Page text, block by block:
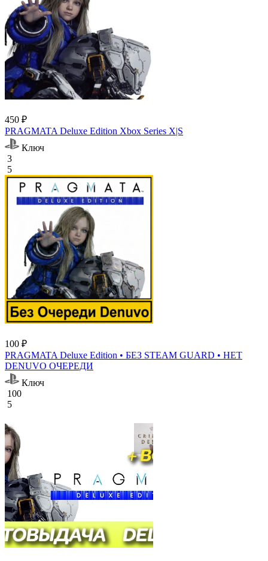
450 ₽
PRAGMATA Deluxe Edition Xbox Series X|S
Ключ
3
5
100 ₽
PRAGMATA Deluxe Edition • БЕЗ STEAM GUARD • НЕТ
DENUVO ОЧЕРЕДИ
Ключ
100
5